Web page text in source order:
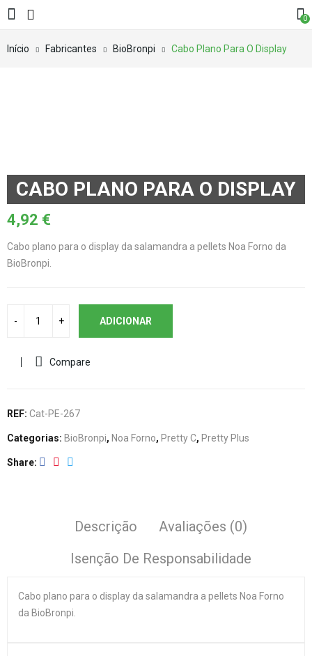
0
Início Fabricantes BioBronpi Cabo Plano Para O Display
CABO PLANO PARA O DISPLAY
4,92 €
Cabo plano para o display da salamandra a pellets Noa Forno da
BioBronpi.
ADICIONAR
Compare
REF: Cat-PE-267
Categorias: BioBronpi, Noa Forno, Pretty C, Pretty Plus
Share
Descrição
Avaliações (0)
Isenção De Responsabilidade
Cabo plano para o display da salamandra a pellets Noa Forno
da BioBronpi.